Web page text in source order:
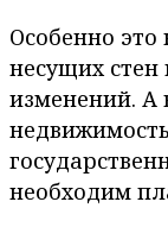
Особенно это
несущих
изменений. А
необходим